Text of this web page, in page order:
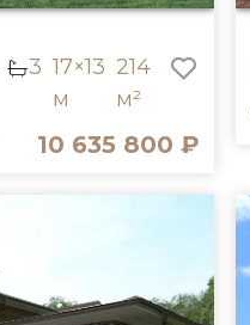
3 17×13
м
214
м²
10 635 800 ₽